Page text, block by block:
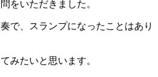
をいただきました。
で、スランプになったことはあり
みたいと思います。